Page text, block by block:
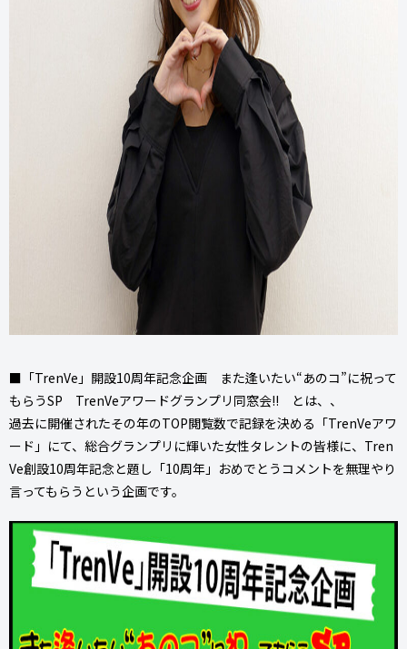
■「TrenVe」開設10周年記念企画 また逢いたい“あのコ”に祝って
もらうSP TrenVeアワードグランプリ同窓会!! とは、、
過去に開催されたその年のTOP閲覧数で記録を決める「TrenVeアワ
ード」にて、総合グランプリに輝いた女性タレントの皆様に、Tren
Ve創設10周年記念と題し「10周年」おめでとうコメントを無理やり
言ってもらうという企画です。